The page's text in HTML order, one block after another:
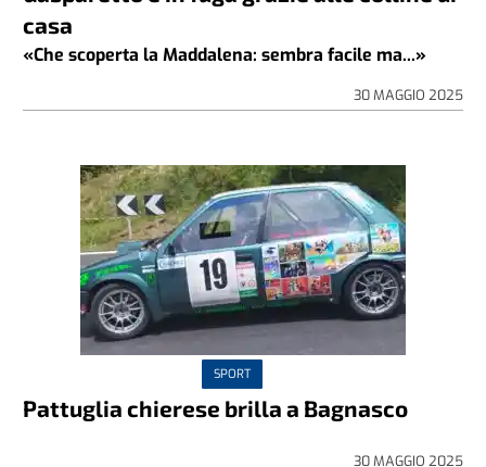
casa
«Che scoperta la Maddalena: sembra facile ma...»
30 MAGGIO 2025
SPORT
Pattuglia chierese brilla a Bagnasco
30 MAGGIO 2025